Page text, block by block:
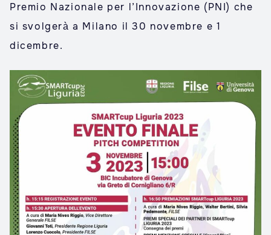
Premio Nazionale per l’Innovazione (PNI) che
si svolgerà a Milano il 30 novembre e 1
dicembre.